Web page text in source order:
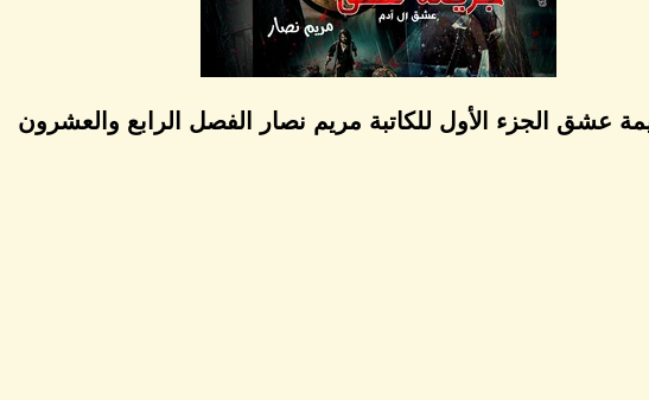
عشق الجزء الأول للكاتبة مريم نصار الفصل الرابع والعشرون